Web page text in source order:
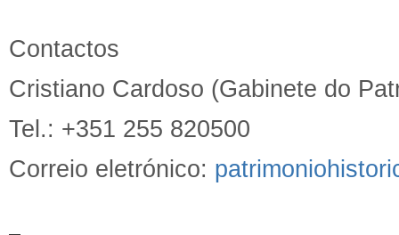
Contactos
Cristiano Cardoso (Gabinete do
Tel.: +351 255 820500
Correio eletrónico: